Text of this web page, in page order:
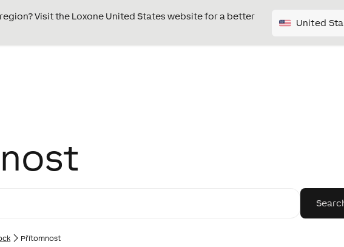
Visit the Loxone United States website for a better
United
Přítomnost